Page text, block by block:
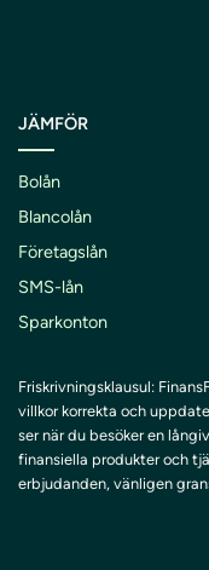
JÄMFÖR
Bolån
Blancolån
Företagslån
SMS-lån
Sparkonton
Friskrivningsklausul:
villkor korrekta och
ser när du besöker en
finansiella produkter och
erbjudanden, vänligen